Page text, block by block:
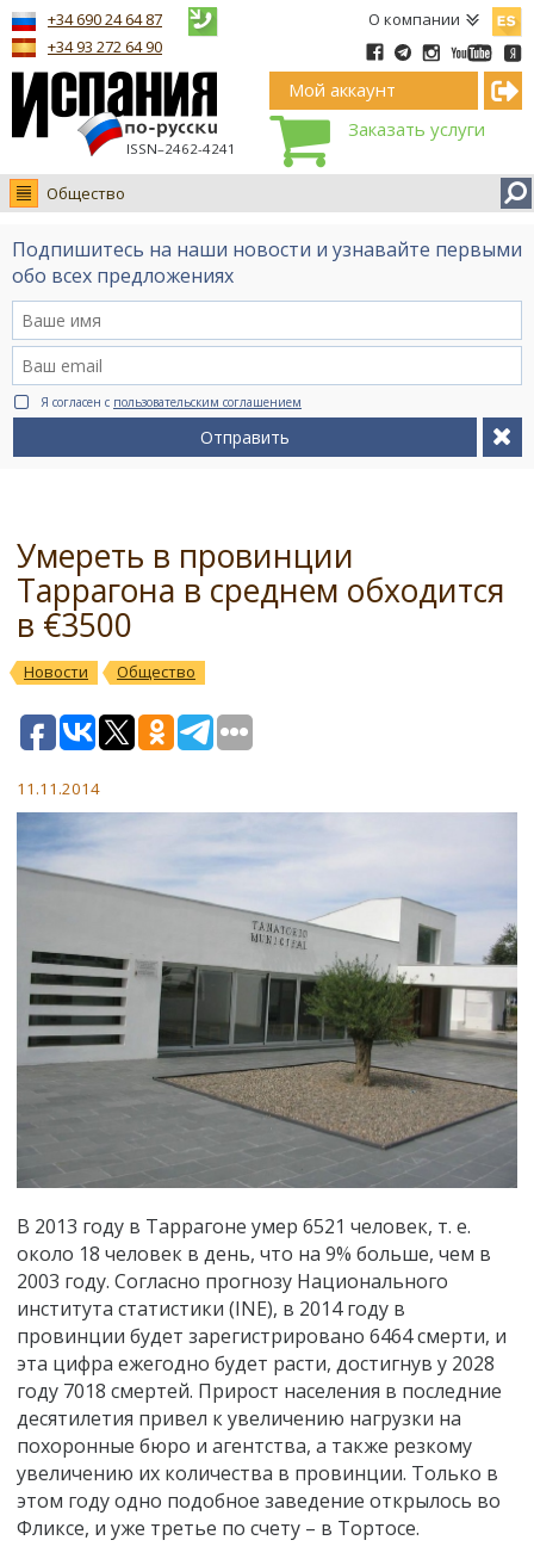
О компании
ISSN–2462-4241
+34 690 24 64 87
+34 93 272 64 90
Мой аккаунт
Заказать услуги
Общество
Новости
Интервью
Видео Ruso.TV
BCN life
Сервис на немецком
Подпишитесь на наши новости и узнавайте первыми
обо всех предложениях
Я согласен с пользовательским соглашением
Отправить
Умереть в провинции
Таррагона в среднем обходится
в €3500
Новости Общество
11.11.2014
В 2013 году в Таррагоне умер 6521 человек, т. е.
около 18 человек в день, что на 9% больше, чем в
2003 году. Согласно прогнозу Национального
института статистики (INE), в 2014 году в
провинции будет зарегистрировано 6464 смерти, и
эта цифра ежегодно будет расти, достигнув у 2028
году 7018 смертей. Прирост населения в последние
десятилетия привел к увеличению нагрузки на
похоронные бюро и агентства, а также резкому
увеличению их количества в провинции. Только в
этом году одно подобное заведение открылось во
Фликсе, и уже третье по счету – в Тортосе.